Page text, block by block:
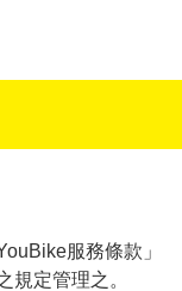
服務條款」
規定管理之。